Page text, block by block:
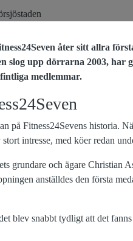
åter sitt allra
slog upp dörrarna 2003, har
medlemmar.
på Fitness24Sevens historia.
intresse, med köer redan
grundare och ägare Christian
anställdes den första
blev snabbt tydligt att det